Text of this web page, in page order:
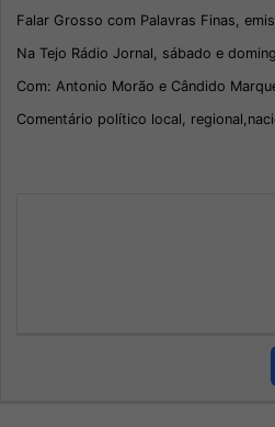
Falar Grosso com Palavras Finas,
Na Tejo Rádio Jornal, sábado e
Com: Antonio Morão e Cândido
Comentário político local,